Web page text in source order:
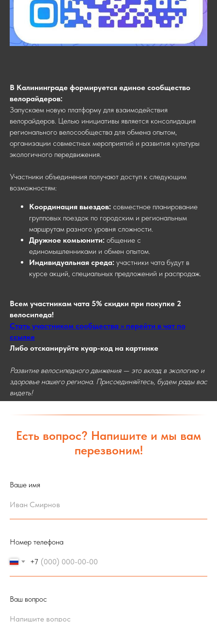
В Калининграде формируется единое сообщество
велорайдеров:
Запускаем новую платформу для взаимодействия
велорайдеров. Целью инициативы является консолидация
регионального велосообщества для обмена опытом,
организации совместных мероприятий и развития культуры
экологичного передвижения.
Участники объединения получают доступ к следующим
возможностям:
Координация выездов: совместное планирование
групповых поездок по городским и региональным
маршрутам разного уровня сложности.
Дружное комьюнити: общение с
единомышленниками и обмен опытом.
Индивидуальная среда: участники чата будут в
курсе акций, специальных предложений и распродаж.
Всем участникам чата 5% скидки при покупке 2
велосипеда!
Стать участником сообщества >> перейти в чат по
ссылке
Либо отсканируйте куар-код на картинке
Развитие велосипедного движения — это вклад в экологию и
здоровье нашего региона. Присоединяйтесь, будем рады вас
видеть!
Есть вопрос? Напишите и мы вам
перезвоним!
Ваше имя
Номер телефона
+7
Ваш вопрос